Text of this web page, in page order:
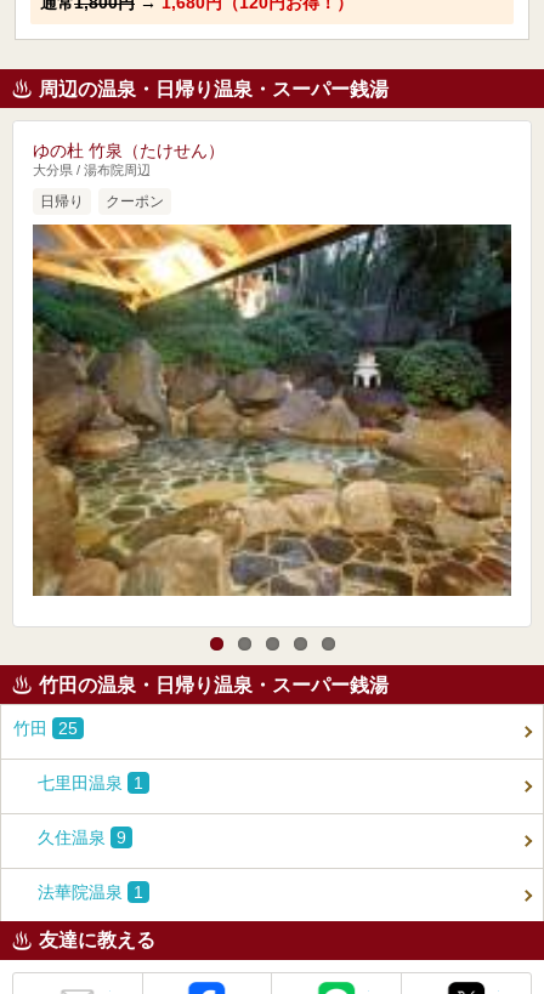
周辺の温泉・日帰り温泉・スーパー銭湯
ゆの杜 竹泉（たけせん）
大分県 / 湯布院周辺
日帰り クーポン
竹田の温泉・日帰り温泉・スーパー銭湯
竹田 25
七里田温泉 1
久住温泉 9
法華院温泉 1
友達に教える